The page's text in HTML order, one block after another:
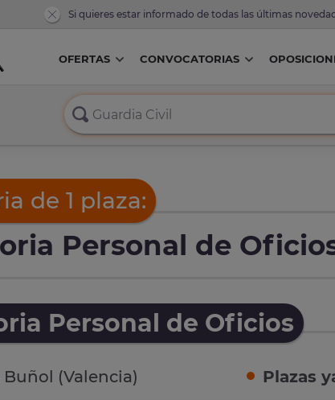
Si quieres estar informado de todas las últimas
OFERTAS CONVOCATORIAS
de 1 plaza:
Personal de
Personal de Oficios
Buñol (Valencia) Plazas